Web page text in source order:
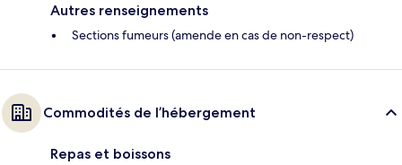
Autres renseignements
Sections fumeurs (amende en cas de non-respect)
Commodités de l’hébergement
Repas et boissons